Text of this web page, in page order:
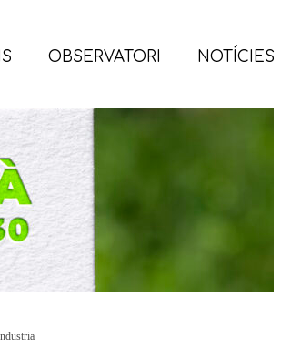
OBSERVATORI NOTÍCIES